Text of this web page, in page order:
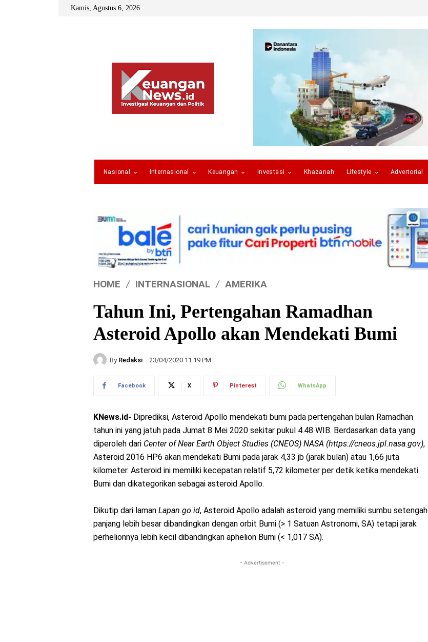
Kamis, Agustus 6, 2026
Nasional Internasional Keuangan Investasi Khazanah Lifestyle Advertorial
HOME INTERNASIONAL AMERIKA
Tahun Ini, Pertengahan Ramadhan
Asteroid Apollo akan Mendekati Bumi
By Redaksi 23/04/2020 11:19 PM
Facebook X Pinterest WhatsApp
KNews.id- Diprediksi, Asteroid Apollo mendekati bumi pada pertengahan bulan Ramadhan
tahun ini yang jatuh pada Jumat 8 Mei 2020 sekitar pukul 4.48 WIB. Berdasarkan data yang
diperoleh dari Center of Near Earth Object Studies (CNEOS) NASA (https://cneos.jpl.nasa.gov),
Asteroid 2016 HP6 akan mendekati Bumi pada jarak 4,33 jb (jarak bulan) atau 1,66 juta
kilometer. Asteroid ini memiliki kecepatan relatif 5,72 kilometer per detik ketika mendekati
Bumi dan dikategorikan sebagai asteroid Apollo.
Dikutip dari laman Lapan.go.id, Asteroid Apollo adalah asteroid yang memiliki sumbu setengah
panjang lebih besar dibandingkan dengan orbit Bumi (> 1 Satuan Astronomi, SA) tetapi jarak
perhelionnya lebih kecil dibandingkan aphelion Bumi (< 1,017 SA).
- Advertisement -